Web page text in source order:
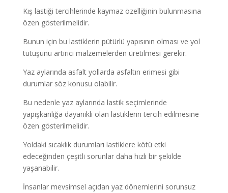
Kış lastiği tercihlerinde kaymaz özelliğinin bulunmasına
özen gösterilmelidir.
Bunun için bu lastiklerin pütürlü yapısının olması ve yol
tutuşunu artırıcı malzemelerden üretilmesi gerekir.
Yaz aylarında asfalt yollarda asfaltın erimesi gibi
durumlar söz konusu olabilir.
Bu nedenle yaz aylarında lastik seçimlerinde
yapışkanlığa dayanıklı olan lastiklerin tercih edilmesine
özen gösterilmelidir.
Yoldaki sıcaklık durumları lastiklere kötü etki
edeceğinden çeşitli sorunlar daha hızlı bir şekilde
yaşanabilir.
İnsanlar mevsimsel açıdan yaz dönemlerini sorunsuz